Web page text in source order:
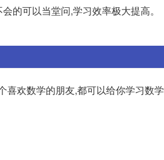
的可以当堂问,学习效率极大提高。
喜欢数学的朋友,都可以给你学习数学